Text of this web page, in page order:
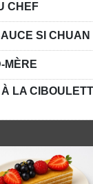
CHEF
SI CHUAN
MÈRE
LA